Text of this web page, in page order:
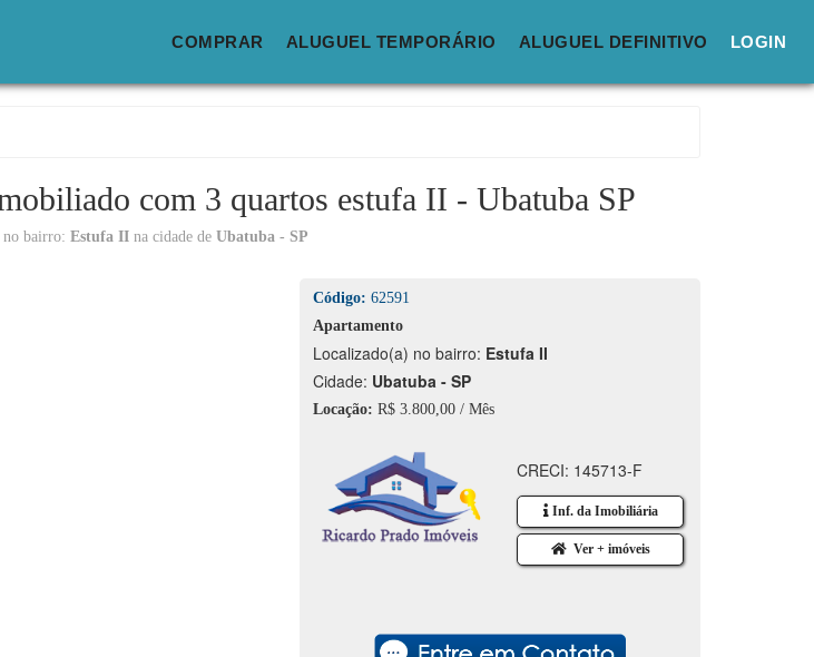
COMPRAR ALUGUEL TEMPORÁRIO ALUGUEL DEFINITIVO LOGIN
com 3 quartos estufa II - Ubatuba SP
bairro: Estufa II na cidade de Ubatuba - SP
Código: 62591
Apartamento
Localizado(a) no bairro: Estufa II
Cidade: Ubatuba - SP
Locação: R$ 3.800,00 / Mês
CRECI: 145713-F
Inf. da Imobiliária
Ver + imóveis